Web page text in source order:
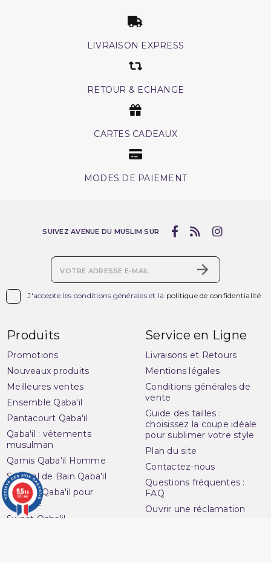
LIVRAISON EXPRESS
RETOUR & ECHANGE
CARTES CADEAUX
MODES DE PAIEMENT
J'accepte les conditions générales et la politique de confidentialité
SUIVEZ AVENUE DU MUSLIM SUR
Produits
Promotions
Nouveaux produits
Meilleures ventes
Ensemble Qaba'il
Pantacourt Qaba'il
Qaba'il : vêtements
musulman
Qamis Qaba'il Homme
Sarouel de Bain Qaba'il
Sarouel Qaba'il pour
homme
Sweat Qaba'il
Service en Ligne
Livraisons et Retours
Mentions légales
Conditions générales de
vente
Guide des tailles :
choisissez la coupe idéale
pour sublimer votre style
Plan du site
Contactez-nous
Questions fréquentes :
FAQ
Ouvrir une réclamation
9.5/10
3277 avis